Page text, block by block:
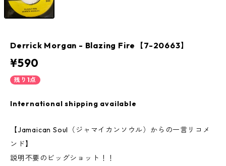
Derrick Morgan - Blazing Fire【7-20663】
¥590
残り1点
International shipping available
【Jamaican Soul（ジャマイカンソウル）からの一言リコメ
ンド】
説明不要のビッグショット！！